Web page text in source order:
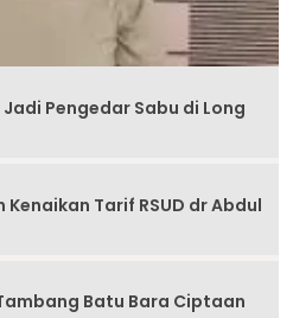
Pengedar Sabu di Long
Kenaikan Tarif RSUD dr Abdul
Batu Bara Ciptaan